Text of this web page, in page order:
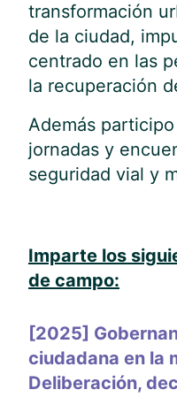
transformación
de la ciudad,
centrado en las
la recuperación
Además
jornadas y
seguridad vial y
Imparte los
de campo:
[2025]
ciudadana en la
Deliberación,